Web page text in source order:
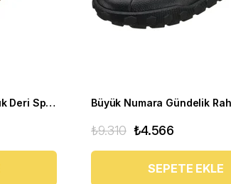
Büyük Numara Erkek Günlük Deri Spor Ayakkabı - YC2023 Kum
₺4.566
₺9.310
SEPETE EKLE